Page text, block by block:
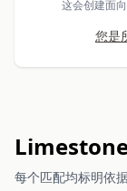
这会创建面
您是
每个匹配均标明依